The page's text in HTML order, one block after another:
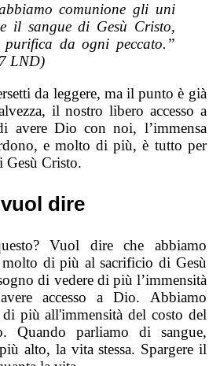
comunione gli uni
il sangue di Gesù Cristo,
da ogni peccato.”
LND)
da leggere, ma il punto è già
il nostro libero accesso a
Dio con noi, l’immensa
e molto di più, è tutto per
Gesù Cristo.
dire
Vuol dire che abbiamo
molto di più al sacrificio di Gesù
di vedere di più l’immensità
accesso a Dio. Abbiamo
più all'immensità del costo del
Quando parliamo di sangue,
alto, la vita stessa. Spargere il